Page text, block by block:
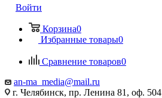
Войти
Корзина0
Избранные товары0
Сравнение товаров0
an-ma_media@mail.ru
г. Челябинск, пр. Ленина 81, оф. 504